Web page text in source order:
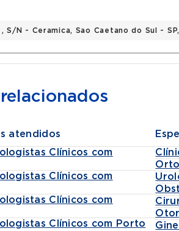
S/N - Ceramica, Sao Caetano do Sul -
atendidos
Clínicos com
Clínicos com
Clínicos com
Clínicos com Porto